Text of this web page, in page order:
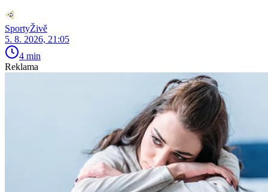
SportyŽivě
5. 8. 2026, 21:05
4 min
Reklama